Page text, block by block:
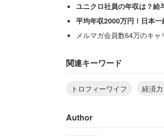
ユニクロ社員の年収は？給
平均年収2000万円！日本
メルマガ会員数64万のキ
関連キーワード
トロフィーワイフ 経済力
Author